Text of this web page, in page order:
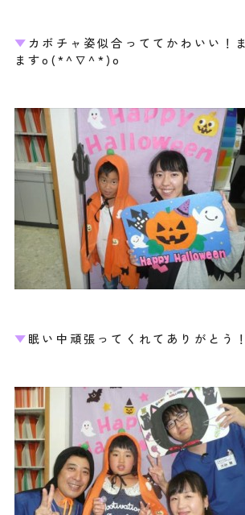
▼ カボチャ姿似合っててかわいい！
ますo(*^∇^*)o
▼眠い中頑張ってくれてありがと